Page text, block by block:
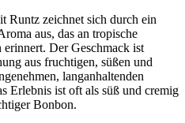
Runtz zeichnet sich durch ein
aus, das an tropische
Der Geschmack ist
aus fruchtigen, süßen und
langanhaltenden
Erlebnis ist oft als süß und cremig
Bonbon.